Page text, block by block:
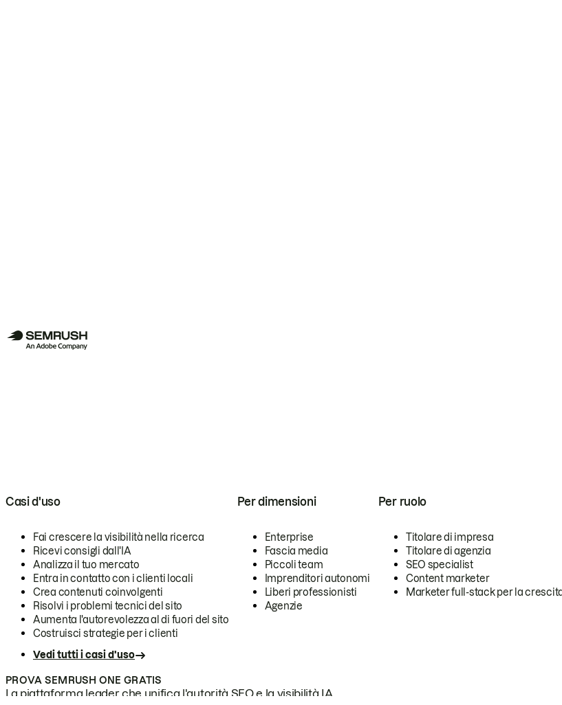
Casi d'uso
Fai crescere la visibilità nella ricerca
Ricevi consigli dall'IA
Analizza il tuo mercato
Entra in contatto con i clienti locali
Crea contenuti coinvolgenti
Risolvi i problemi tecnici del sito
Aumenta l'autorevolezza al di fuori del sito
Costruisci strategie per i clienti
Vedi tutti i casi d'uso
Per dimensioni
Enterprise
Fascia media
Piccoli team
Imprenditori autonomi
Liberi professionisti
Agenzie
Per ruolo
Titolare di impresa
Titolare di agenzia
SEO specialist
Content marketer
Marketer full-stack per la
PROVA SEMRUSH ONE GRATIS
La piattaforma leader che unifica l'autorità SEO e la visibilità IA.